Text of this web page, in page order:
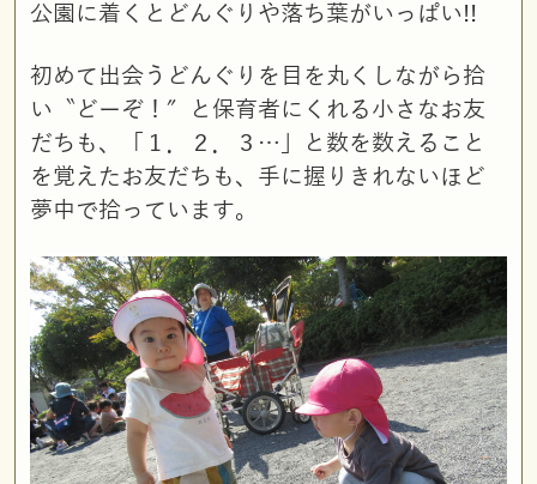
公園に着くとどんぐりや落ち葉がいっぱい!!
初めて出会うどんぐりを目を丸くしながら拾
い〝どーぞ！″と保育者にくれる小さなお友
だちも、「１．２．３…」と数を数えること
を覚えたお友だちも、手に握りきれないほど
夢中で拾っています。